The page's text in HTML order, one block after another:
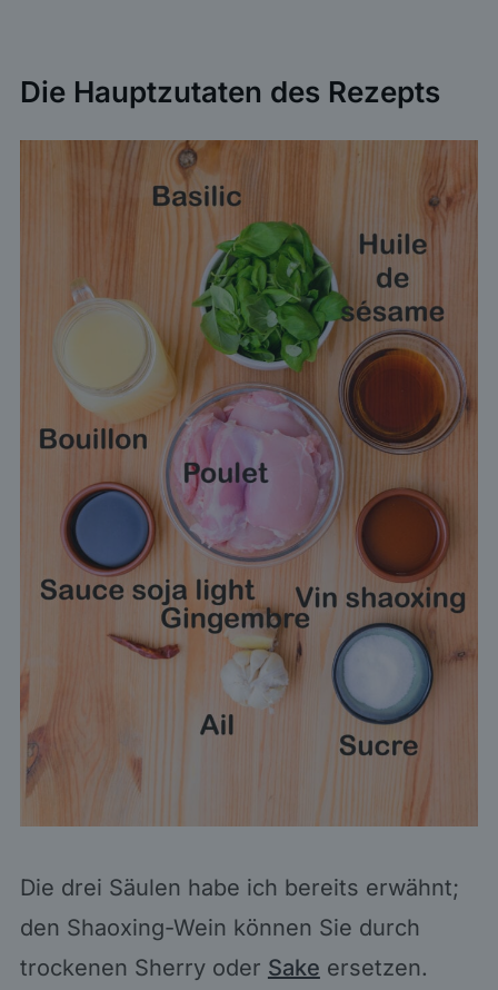
Die Hauptzutaten des Rezepts
Die drei Säulen habe ich bereits erwähnt;
den Shaoxing-Wein können Sie durch
trockenen Sherry oder Sake ersetzen.